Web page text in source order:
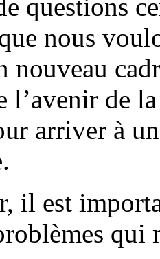
questions
nous
l’avenir de
arriver à
il est
qui